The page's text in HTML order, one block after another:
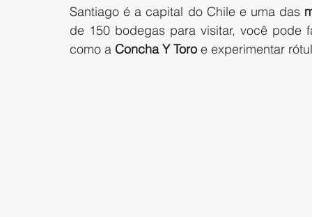
Santiago é a capital do Chile e uma das
de 150 bodegas para visitar, você pode
como a Concha Y Toro e experimentar